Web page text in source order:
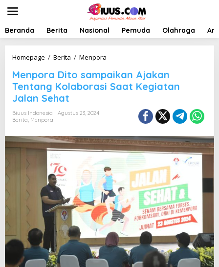
t
Beranda Berita Nasional Pemuda Olahraga
Homepage / Berita / Menpora
n
p
o
t
o
s
m
p
a
i
k
a
n
A
a
k
Menpora Dito sampaikan Ajakan
Tentang Kolaborasi Saat Kegiatan
Jalan Sehat
Biuus Indonesia
Agustus 23, 2024
Berita, Menpora